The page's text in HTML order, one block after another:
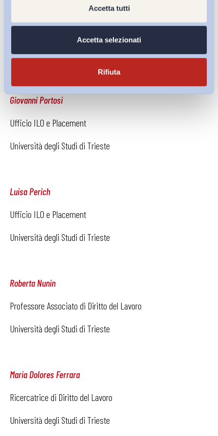
Accetta tutti
Accetta selezionati
Rifiuta
Ufficio ILO e Placement
Università degli Studi di Trieste
Giovanni Portosi
Ufficio ILO e Placement
Università degli Studi di Trieste
Luisa Perich
Ufficio ILO e Placement
Università degli Studi di Trieste
Roberta Nunin
Professore Associato di Diritto del Lavoro
Università degli Studi di Trieste
Maria Dolores Ferrara
Ricercatrice di Diritto del Lavoro
Università degli Studi di Trieste